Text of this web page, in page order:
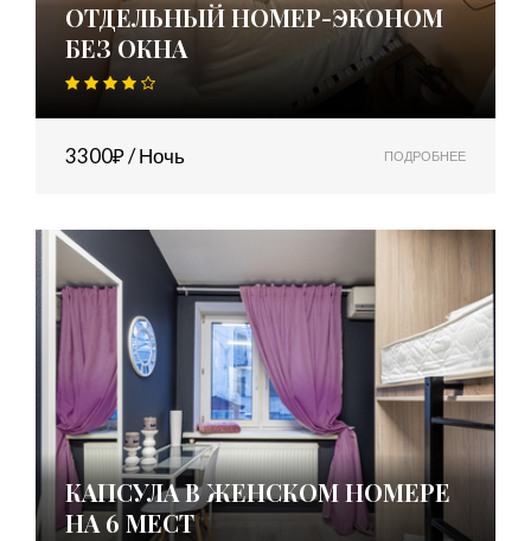
ОТДЕЛЬНЫЙ НОМЕР-ЭКОНОМ
БЕЗ ОКНА
3300₽ / Ночь ПОДРОБНЕЕ
КАПСУЛА В ЖЕНСКОМ НОМЕРЕ
НА 6 МЕСТ